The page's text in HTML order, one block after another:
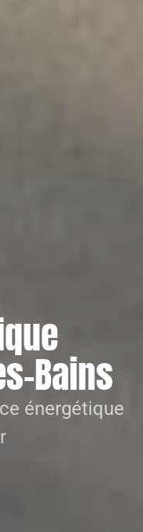
Bains
énergétique